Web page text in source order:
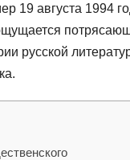
19 августа 1994
русской